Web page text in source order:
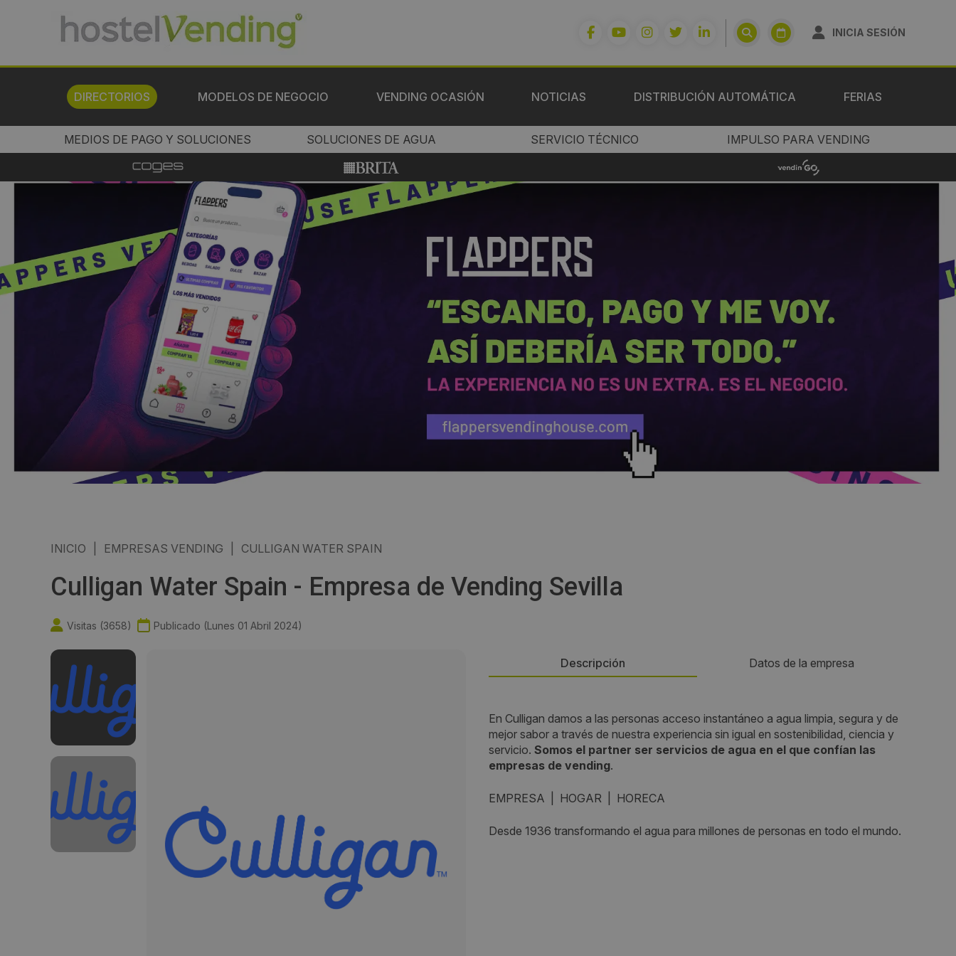
INICIA SESIÓN
DIRECTORIOS MODELOS DE NEGOCIO VENDING OCASIÓN NOTICIAS DISTRIBUCIÓN AUTOMÁTICA FERIAS
MEDIOS DE PAGO Y SOLUCIONES SOLUCIONES DE AGUA SERVICIO TÉCNICO IMPULSO PARA VENDING
INICIO EMPRESAS VENDING CULLIGAN WATER SPAIN
Culligan Water Spain - Empresa de Vending Sevilla
Visitas (3658) Publicado (Lunes 01 Abril 2024)
Descripción Datos de la empresa
En Culligan damos a las personas acceso instantáneo a agua limpia, segura y de
mejor sabor a través de nuestra experiencia sin igual en sostenibilidad, ciencia y
servicio. Somos el partner ser servicios de agua en el que confían las
empresas de vending.
EMPRESA | HOGAR | HORECA
Desde 1936 transformando el agua para millones de personas en todo el mundo.
Persona de contacto:
Agustín Fernández Mantecón
calle arcos,3. planta 2, mod 214 -218
Teléfono:
954481481